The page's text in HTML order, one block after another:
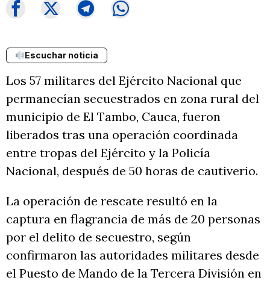
Escuchar noticia
Los 57 militares del Ejército Nacional que
permanecían secuestrados en zona rural del
municipio de El Tambo, Cauca, fueron
liberados tras una operación coordinada
entre tropas del Ejército y la Policía
Nacional, después de 50 horas de cautiverio.
La operación de rescate resultó en la
captura en flagrancia de más de 20 personas
por el delito de secuestro, según
confirmaron las autoridades militares desde
el Puesto de Mando de la Tercera División en